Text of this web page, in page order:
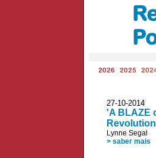
2026 2025
27-10-
'A BLAZE
Lynne Segal
> saber mais